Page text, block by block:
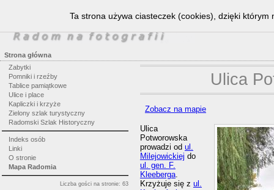
Strona główna
Zabytki
Pomniki i rzeźby
Tablice pamiątkowe
Ulice i place
Kapliczki i krzyże
Zielony szlak turystyczny
Radomski Szlak Historyczny
Indeks osób
Linki
O stronie
Mapa Radomia
Liczba gości na stronie: 63
Ulica
Zobacz na mapie
Ulica
Potworowska
prowadzi od ul.
Milejowickiej do
ul. gen. F.
Kleeberga.
Krzyżuje się z ul.
Ta strona używa ciasteczek (cookies), dzięki którym